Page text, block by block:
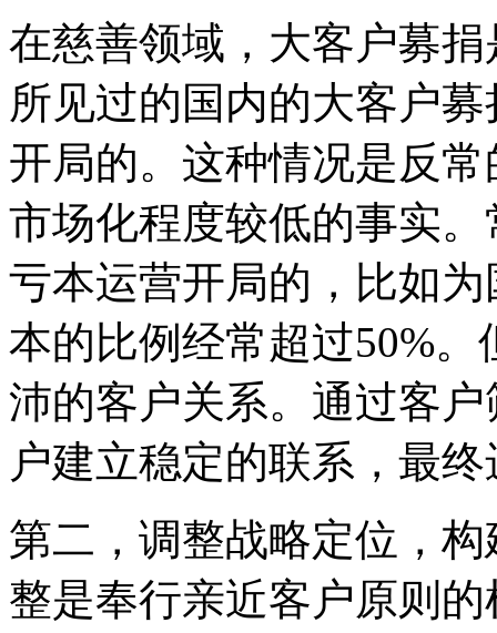
在慈善领域，大客户募
所见过的国内的大客户
开局的。这种情况是反
市场化程度较低的事实
亏本运营开局的，比如
本的比例经常超过50%
沛的客户关系。通过客
户建立稳定的联系，最
第二，调整战略定位，
整是奉行亲近客户原则